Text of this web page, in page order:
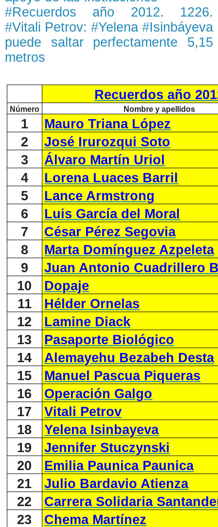
#Recuerdos año 2012. 1226.
#Vitali Petrov: #Yelena #Isinbáyeva
puede saltar perfectamente 5,15
metros
Recuerdos año
Número Nombre y apellidos
1
Mauro Triana López
2
José Irurozqui Soto
3
Álvaro Martín Uriol
4
Lorena Luaces Barril
5
Lance Armstrong
6
Luis García del Moral
7
César Pérez Segovia
8
Marta Domínguez Azpeleta
9
Juan Antonio Cuadrillero
10
Dopaje
11
Hélder Ornelas
12
Lamine Diack
13
Pasaporte Biológico
14
Alemayehu Bezabeh Desta
15
Manuel Pascua Piqueras
16
Operación Galgo
17
Vitali Petrov
18
Yelena Isinbayeva
19
Jennifer Stuczynski
20
Emilia Paunica Paunica
21
Julio Bardavio Atienza
22
Carrera Solidaria
23
Chema Martínez